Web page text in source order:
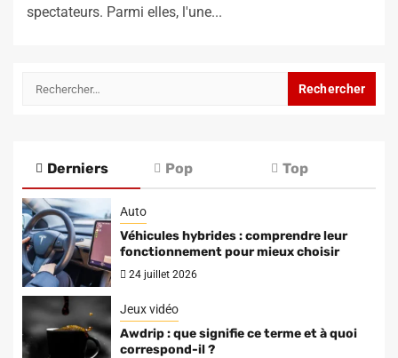
spectateurs. Parmi elles, l'une...
Rechercher :
Derniers Pop Top
Auto
Véhicules hybrides : comprendre leur
fonctionnement pour mieux choisir
24 juillet 2026
Jeux vidéo
Awdrip : que signifie ce terme et à quoi
correspond-il ?